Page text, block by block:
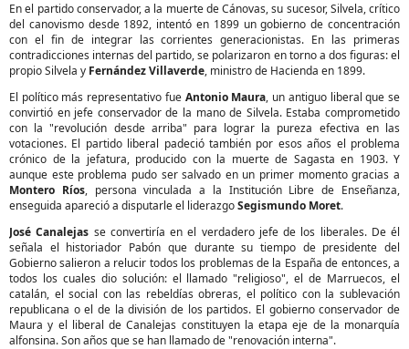
En el partido conservador, a la muerte de Cánovas, su sucesor, Silvela, crítico
del canovismo desde 1892, intentó en 1899 un gobierno de concentración
con el fin de integrar las corrientes generacionistas. En las primeras
contradicciones internas del partido, se polarizaron en torno a dos figuras: el
propio Silvela y Fernández Villaverde, ministro de Hacienda en 1899.
El político más representativo fue Antonio Maura, un antiguo liberal que se
convirtió en jefe conservador de la mano de Silvela. Estaba comprometido
con la "revolución desde arriba" para lograr la pureza efectiva en las
votaciones. El partido liberal padeció también por esos años el problema
crónico de la jefatura, producido con la muerte de Sagasta en 1903. Y
aunque este problema pudo ser salvado en un primer momento gracias a
Montero Ríos, persona vinculada a la Institución Libre de Enseñanza,
enseguida apareció a disputarle el liderazgoSegismundo Moret.
José Canalejas se convertiría en el verdadero jefe de los liberales. De él
señala el historiador Pabón que durante su tiempo de presidente del
Gobierno salieron a relucir todos los problemas de la España de entonces, a
todos los cuales dio solución: el llamado "religioso", el de Marruecos, el
catalán, el social con las rebeldías obreras, el político con la sublevación
republicana o el de la división de los partidos. El gobierno conservador de
Maura y el liberal de Canalejas constituyen la etapa eje de la monarquía
alfonsina. Son años que se han llamado de "renovación interna".